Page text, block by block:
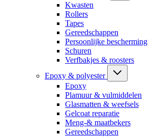
Kwasten
Rollers
Tapes
Gereedschappen
Persoonlijke bescherming
Schuren
Verfbakjes & roosters
Epoxy & polyester
Epoxy
Plamuur & vulmiddelen
Glasmatten & weefsels
Gelcoat reparatie
Meng-& maatbekers
Gereedschappen